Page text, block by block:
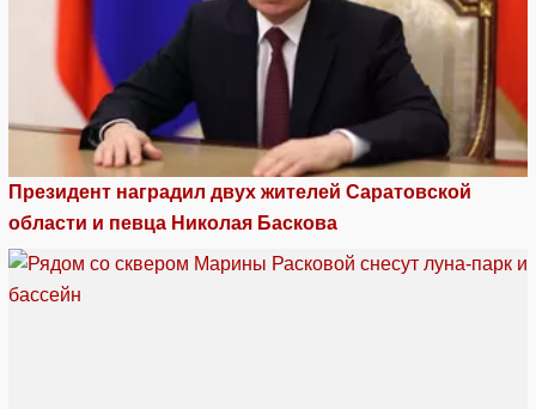
Президент наградил двух жителей Саратовской
области и певца Николая Баскова